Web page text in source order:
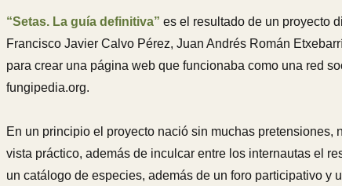
“Setas. La guía definitiva” es el resultado de un proyecto
Francisco Javier Calvo Pérez, Juan Andrés Román
para crear una página web que funcionaba como una red
fungipedia.org.
En un principio el proyecto nació sin muchas
vista práctico, además de inculcar entre los internautas el
un catálogo de especies, además de un foro participativo